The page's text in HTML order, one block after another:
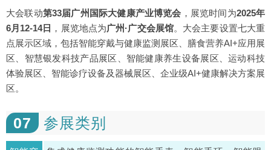
大会联动第33届广州国际大健康产业博览会 ，展览时间为2025年
6月12-14日 ，展览地点为广州·广交会展馆。大会主要设置七大重
点展示区域，包括智能穿戴与健康监测展区、膳食营养AI+应用展
区、智慧银发科技产品展区、智能健康养生设备展区、运动科技
体验展区、智能诊疗设备及器械展区、企业级AI+健康解决方案展
区。
07 参展类别